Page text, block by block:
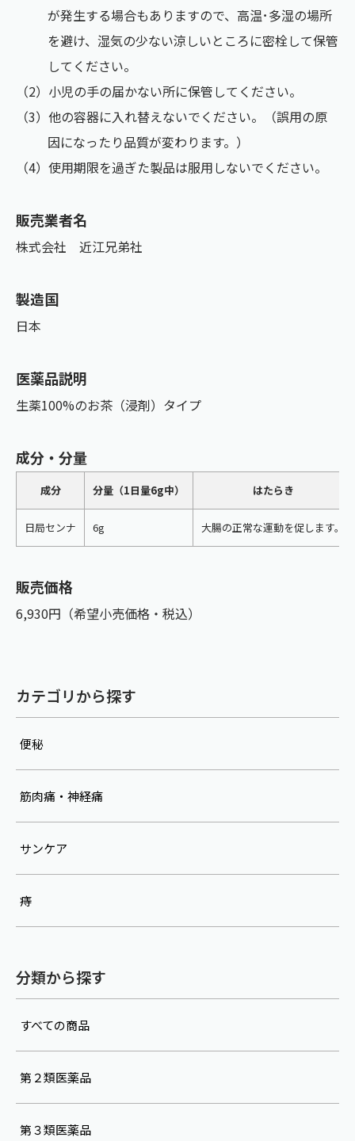
が発生する場合もありますので、高温･多湿の場所
を避け、湿気の少ない涼しいところに密栓して保管
してください。
（2）小児の手の届かない所に保管してください。
（3）他の容器に入れ替えないでください。（誤用の原
因になったり品質が変わります。）
（4）使用期限を過ぎた製品は服用しないでください。
販売業者名
株式会社 近江兄弟社
製造国
日本
医薬品説明
生薬100%のお茶（浸剤）タイプ
成分・分量
成分 分量（1日量6g中） はたらき
日局センナ 6g 大腸の正常な運動を促します。
販売価格
6,930円（希望小売価格・税込）
カテゴリから探す
便秘
筋肉痛・神経痛
サンケア
痔
分類から探す
すべての商品
第２類医薬品
第３類医薬品